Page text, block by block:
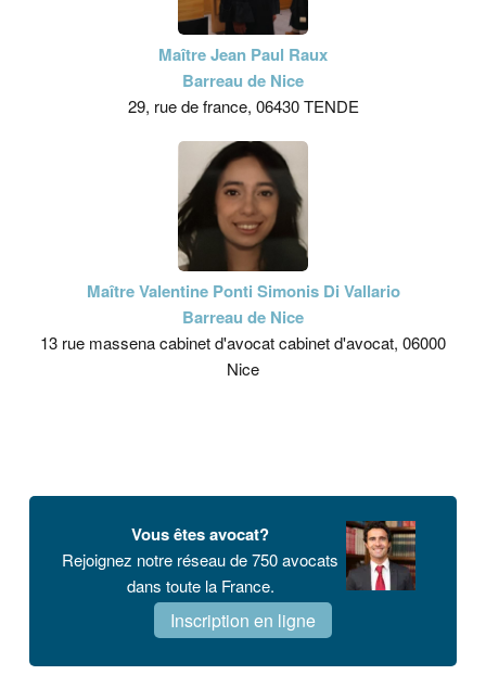
Maître Jean Paul Raux
Barreau de Nice
29, rue de france, 06430 TENDE
Maître Valentine Ponti Simonis Di Vallario
Barreau de Nice
13 rue massena cabinet d'avocat cabinet d'avocat, 06000
Nice
Vous êtes avocat?
Rejoignez notre réseau de 750 avocats
dans toute la France.
Inscription en ligne